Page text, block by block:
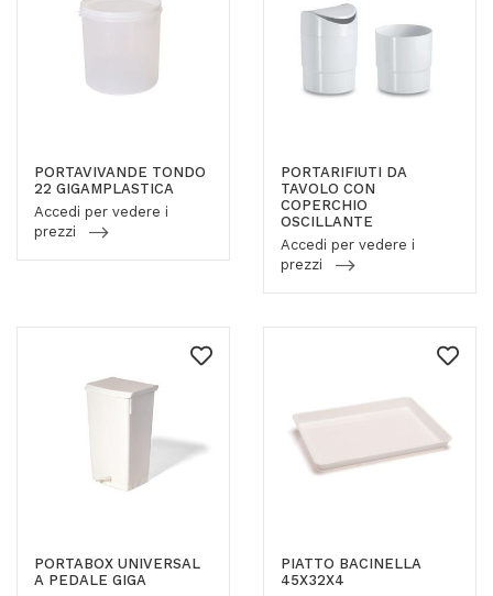
PORTAVIVANDE TONDO
22 GIGAMPLASTICA
Accedi per vedere i
prezzi
PORTARIFIUTI DA
TAVOLO CON
COPERCHIO
OSCILLANTE
Accedi per vedere i
prezzi
PORTABOX UNIVERSAL
A PEDALE GIGA
PIATTO BACINELLA
45X32X4